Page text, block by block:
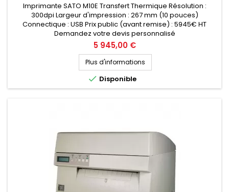
Imprimante SATO M10E Transfert Thermique Résolution :
300dpi Largeur d'impression : 267 mm (10 pouces)
Connectique : USB Prix public (avant remise) : 5945€ HT
Demandez votre devis personnalisé
Prix
5 945,00 €
Plus d'informations
 Disponible